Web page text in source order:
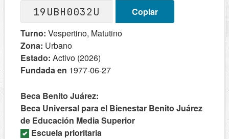
19UBH0032U
Copiar
Turno: Vespertino, Matutino
Zona: Urbano
Estado: Activo (2026)
Fundada en 1977-06-27
Beca Benito Juárez:
Beca Universal para el Bienestar Benito Juárez
de Educación Media Superior
Escuela prioritaria